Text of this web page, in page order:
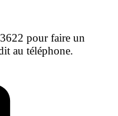
pour faire un
au téléphone.